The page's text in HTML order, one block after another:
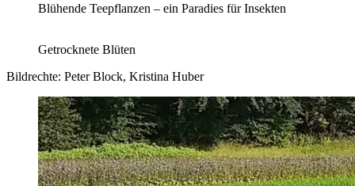
Blühende Teepflanzen – ein Paradies für Insekten
Getrocknete Blüten
Bildrechte: Peter Block, Kristina Huber